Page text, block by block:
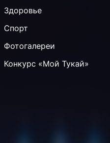
Здоровье
Спорт
Фотогалереи
Конкурс «Мой Тукай»